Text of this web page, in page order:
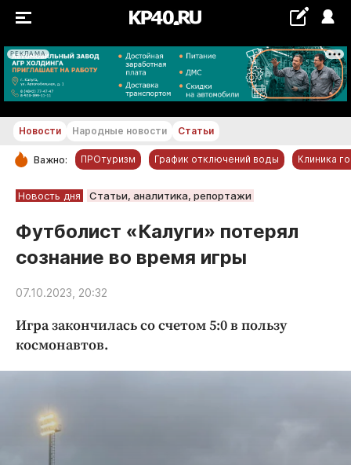
РЕКЛАМА
+20...+21 °С
РУБРИКИ
Обнинск
Статьи
Народные новости
Благоустройство
Недвижимость и ЖКХ
Образование
Общество
Новости Народные новости Статьи
Важно: ПРОтуризм График отключений воды Клиника
Новость дня Статьи, аналитика, репортажи
Футболист «Калуги» потерял
сознание во время игры
07.10.2023, 20:32
Игра закончилась со счетом 5:0 в пользу
космонавтов.